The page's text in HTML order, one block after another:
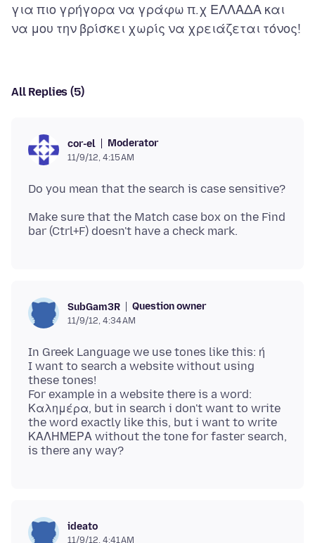
για πιο γρήγορα να γράφω π.χ ΕΛΛΑΔΑ και
All Replies (5)
cor-el Moderator
11/9/12, 4:15 AM
Make sure that the Match case box on the Find
SubGam3R Question owner
11/9/12, 4:34 AM
In Greek Language we use tones like this: ή
I want to search a website without using
these tones!
For example in a website there is a word:
Καλημέρα, but in search i don't want to write
the word exactly like this, but i want to write
ΚΑΛΗΜΕΡΑ without the tone for faster search,
ideato
11/9/12, 4:41 AM